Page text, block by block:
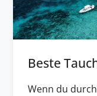
Beste
Wenn du